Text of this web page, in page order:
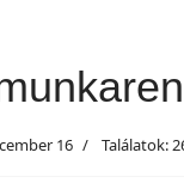
16 Találatok: